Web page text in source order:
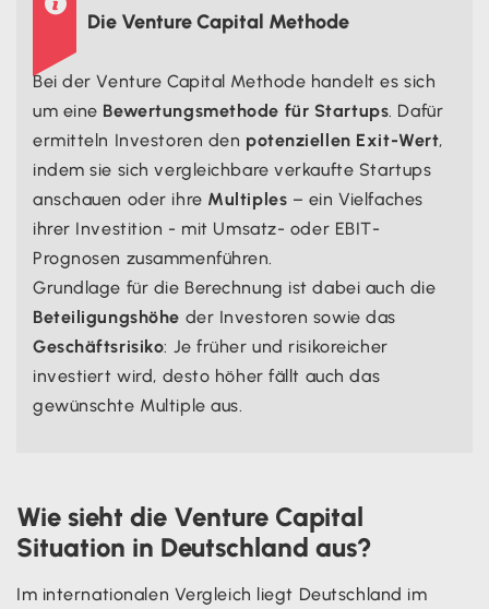
Die Venture Capital Methode
Bei der Venture Capital Methode handelt es sich
um eine Bewertungsmethode für Startups. Dafür
ermitteln Investoren den potenziellen Exit-Wert,
indem sie sich vergleichbare verkaufte Startups
anschauen oder ihre Multiples – ein Vielfaches
ihrer Investition - mit Umsatz- oder EBIT-
Prognosen zusammenführen.
Grundlage für die Berechnung ist dabei auch die
Beteiligungshöhe der Investoren sowie das
Geschäftsrisiko: Je früher und risikoreicher
investiert wird, desto höher fällt auch das
gewünschte Multiple aus.
Wie sieht die Venture Capital
Situation in Deutschland aus?
Im internationalen Vergleich liegt Deutschland im